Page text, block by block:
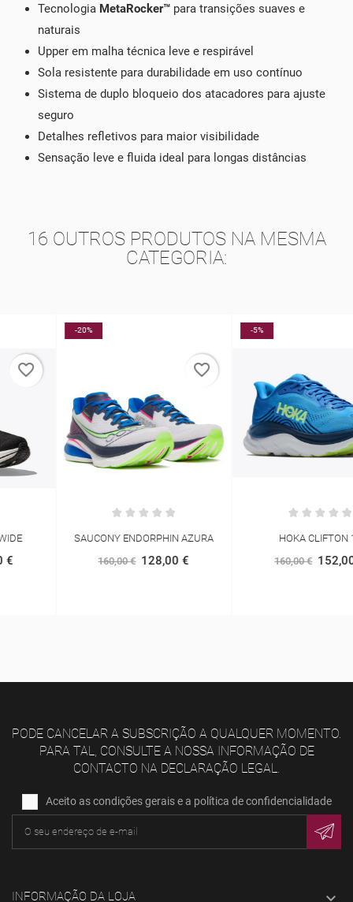
Tecnologia MetaRocker™ para transições suaves e
naturais
Upper em malha técnica leve e respirável
Sola resistente para durabilidade em uso contínuo
Sistema de duplo bloqueio dos atacadores para ajuste
seguro
Detalhes refletivos para maior visibilidade
Sensação leve e fluida ideal para longas distâncias
16 OUTROS PRODUTOS NA MESMA
CATEGORIA:
SAUCONY ENDORPHIN AZURA
128,00 €
HOKA CLIFTON 11
152,00 €
PODE CANCELAR A SUBSCRIÇÃO A QUALQUER MOMENTO.
PARA TAL, CONSULTE A NOSSA INFORMAÇÃO DE
CONTACTO NA DECLARAÇÃO LEGAL.
Aceito as condições gerais e a política de confidencialidade
INFORMAÇÃO DA LOJA